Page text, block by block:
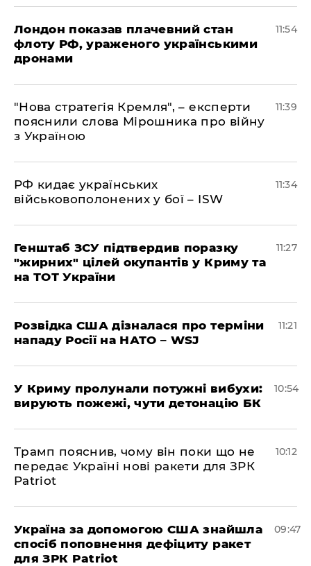
Лондон показав плачевний стан
флоту РФ, ураженого українськими
дронами
11:54
"Нова стратегія Кремля", – експерти
пояснили слова Мірошника про війну
з Україною
11:39
РФ кидає українських
військовополонених у бої – ISW
11:34
Генштаб ЗСУ підтвердив поразку
"жирних" цілей окупантів у Криму та
на ТОТ України
11:27
Розвідка США дізналася про терміни
нападу Росії на НАТО – WSJ
11:21
У Криму пролунали потужні вибухи:
вирують пожежі, чути детонацію БК
10:54
Трамп пояснив, чому він поки що не
передає Україні нові ракети для ЗРК
Patriot
10:12
Україна за допомогою США знайшла
спосіб поповнення дефіциту ракет
для ЗРК Patriot
09:47